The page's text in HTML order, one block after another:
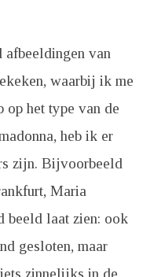
afbeeldingen van
waarbij ik me
op het type van de
heb ik er
zijn. Bijvoorbeeld
Maria
beeld laat zien: ook
gesloten, maar
zinnelijks in de